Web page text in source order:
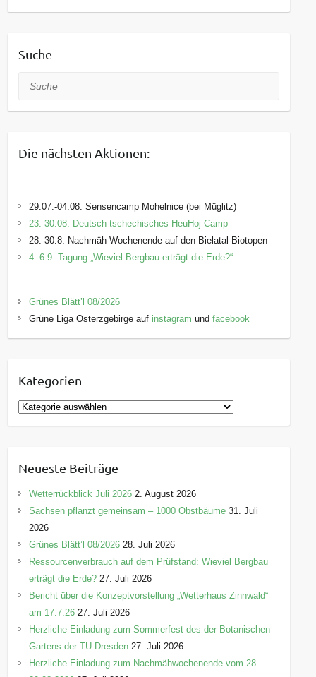
Suche
Suche
Die nächsten Aktionen:
29.07.-04.08. Sensencamp Mohelnice (bei Müglitz)
23.-30.08. Deutsch-tschechisches HeuHoj-Camp
28.-30.8. Nachmäh-Wochenende auf den Bielatal-Biotopen
4.-6.9. Tagung „Wieviel Bergbau erträgt die Erde?“
Grünes Blätt’l 08/2026
Grüne Liga Osterzgebirge auf instagram undfacebook
Kategorien
K
a
g
o
r
e
n
Neueste Beiträge
Wetterrückblick Juli 2026 2. August 2026
Sachsen pflanzt gemeinsam – 1000 Obstbäume 31. Juli
2026
Grünes Blätt’l 08/2026 28. Juli 2026
Ressourcenverbrauch auf dem Prüfstand: Wieviel Bergbau
erträgt die Erde? 27. Juli 2026
Bericht über die Konzeptvorstellung „Wetterhaus Zinnwald“
am 17.7.26 27. Juli 2026
Herzliche Einladung zum Sommerfest des der Botanischen
Gartens der TU Dresden 27. Juli 2026
Herzliche Einladung zum Nachmähwochenende vom 28. –